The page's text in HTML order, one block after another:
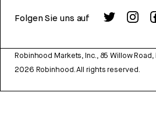
Folgen Sie uns auf
Robinhood Markets, Inc., 85 Willow
2026 Robinhood. All rights reserved.